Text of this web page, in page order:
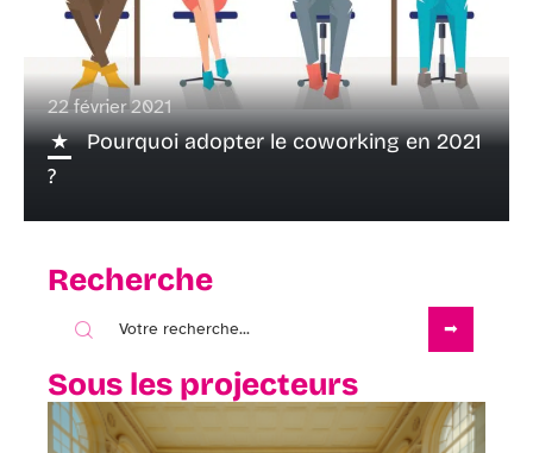
22 février 2021
Pourquoi adopter le coworking en 2021
?
Recherche
Sous les projecteurs